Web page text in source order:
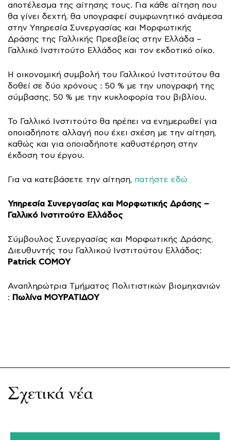
αποτέλεσμα της αίτησης τους. Για κάθε αίτηση που
θα γίνει δεχτή, θα υπογραφεί συμφωνητικό ανάμεσα
στην Υπηρεσία Συνεργασίας και Μορφωτικής
Δράσης της Γαλλικής Πρεσβείας στην Ελλάδα –
Γαλλικό Ινστιτούτο Ελλάδος και τον εκδοτικό οίκο.
Η οικονομική συμβολή του Γαλλικού Ινστιτούτου θα
δοθεί σε δύο χρόνους : 50 % με την υπογραφή της
σύμβασης, 50 % με την κυκλοφορία του βιβλίου.
Το Γαλλικό Ινστιτούτο θα πρέπει να ενημερωθεί για
οποιαδήποτε αλλαγή που έχει σχέση με την αίτηση,
καθώς και για οποιαδήποτε καθυστέρηση στην
έκδοση του έργου.
Για να κατεβάσετε την αίτηση, πατήστε εδώ
Υπηρεσία Συνεργασίας και Μορφωτικής Δράσης –
Γαλλικό Ινστιτούτο Ελλάδος
Σύμβουλος Συνεργασίας και Μορφωτικής Δράσης,
Διευθυντής του Γαλλικού Ινστιτούτου Ελλάδος:
Patrick COMOY
Αναπληρώτρια Τμήματος Πολιτιστικών βιομηχανιών
: Πωλίνα ΜΟΥΡΑΤΙΔΟΥ
Σχετικά νέα